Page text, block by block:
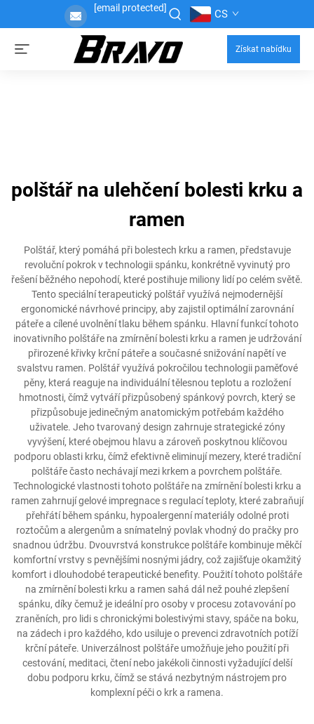
[email protected] CS
Získat nabídku
polštář na ulehčení bolesti krku a
ramen
Polštář, který pomáhá při bolestech krku a ramen, představuje
revoluční pokrok v technologii spánku, konkrétně vyvinutý pro
řešení běžného nepohodí, které postihuje miliony lidí po celém světě.
Tento speciální terapeutický polštář využívá nejmodernější
ergonomické návrhové principy, aby zajistil optimální zarovnání
páteře a cílené uvolnění tlaku během spánku. Hlavní funkcí tohoto
inovativního polštáře na zmírnění bolesti krku a ramen je udržování
přirozené křivky krční páteře a současné snižování napětí ve
svalstvu ramen. Polštář využívá pokročilou technologii paměťové
pěny, která reaguje na individuální tělesnou teplotu a rozložení
hmotnosti, čímž vytváří přizpůsobený spánkový povrch, který se
přizpůsobuje jedinečným anatomickým potřebám každého
uživatele. Jeho tvarovaný design zahrnuje strategické zóny
vyvýšení, které obejmou hlavu a zároveň poskytnou klíčovou
podporu oblasti krku, čímž efektivně eliminují mezery, které tradiční
polštáře často nechávají mezi krkem a povrchem polštáře.
Technologické vlastnosti tohoto polštáře na zmírnění bolesti krku a
ramen zahrnují gelové impregnace s regulací teploty, které zabraňují
přehřátí během spánku, hypoalergenní materiály odolné proti
roztočům a alergenům a snímatelný povlak vhodný do pračky pro
snadnou údržbu. Dvouvrstvá konstrukce polštáře kombinuje měkčí
komfortní vrstvy s pevnějšími nosnými jádry, což zajišťuje okamžitý
komfort i dlouhodobé terapeutické benefity. Použití tohoto polštáře
na zmírnění bolesti krku a ramen sahá dál než pouhé zlepšení
spánku, díky čemuž je ideální pro osoby v procesu zotavování po
zraněních, pro lidi s chronickými bolestivými stavy, spáče na boku,
na zádech i pro každého, kdo usiluje o prevenci zdravotních potíží
krční páteře. Univerzálnost polštáře umožňuje jeho použití při
cestování, meditaci, čtení nebo jakékoli činnosti vyžadující delší
dobu podporu krku, čímž se stává nezbytným nástrojem pro
komplexní péči o krk a ramena.